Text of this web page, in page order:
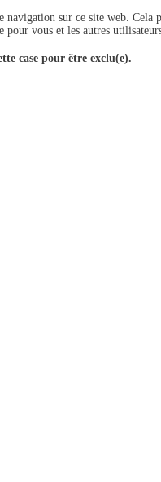
navigation sur ce site web.
pour vous et les autres
case pour être exclu(e).